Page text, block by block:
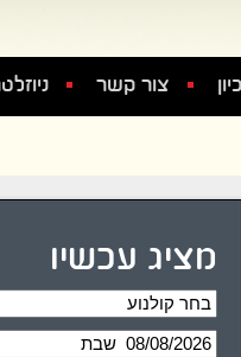
צור קשר
מציג עכשיו